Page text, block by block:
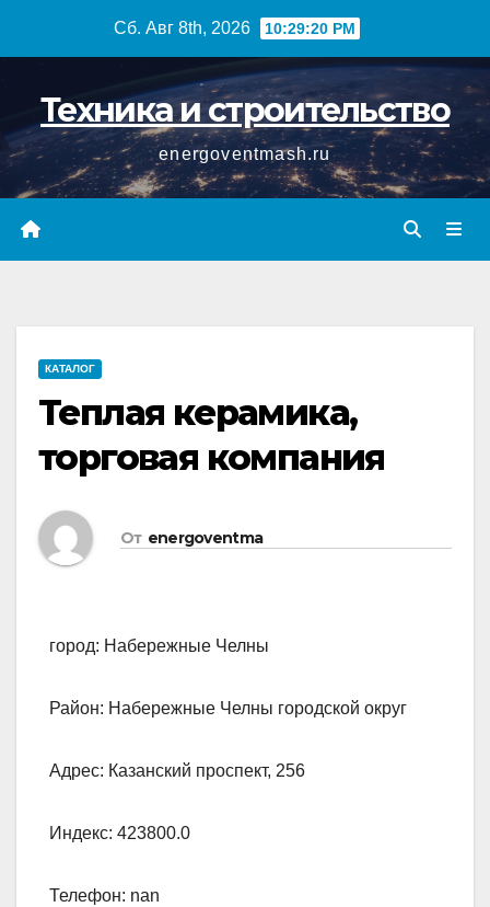
Сб. Авг 8th, 2026 10:29:20 PM
Техника и строительство
energoventmash.ru
КАТАЛОГ
Теплая керамика,
торговая компания
От energoventma
город: Набережные Челны
Район: Набережные Челны городской округ
Адрес: Казанский проспект, 256
Индекс: 423800.0
Телефон: nan